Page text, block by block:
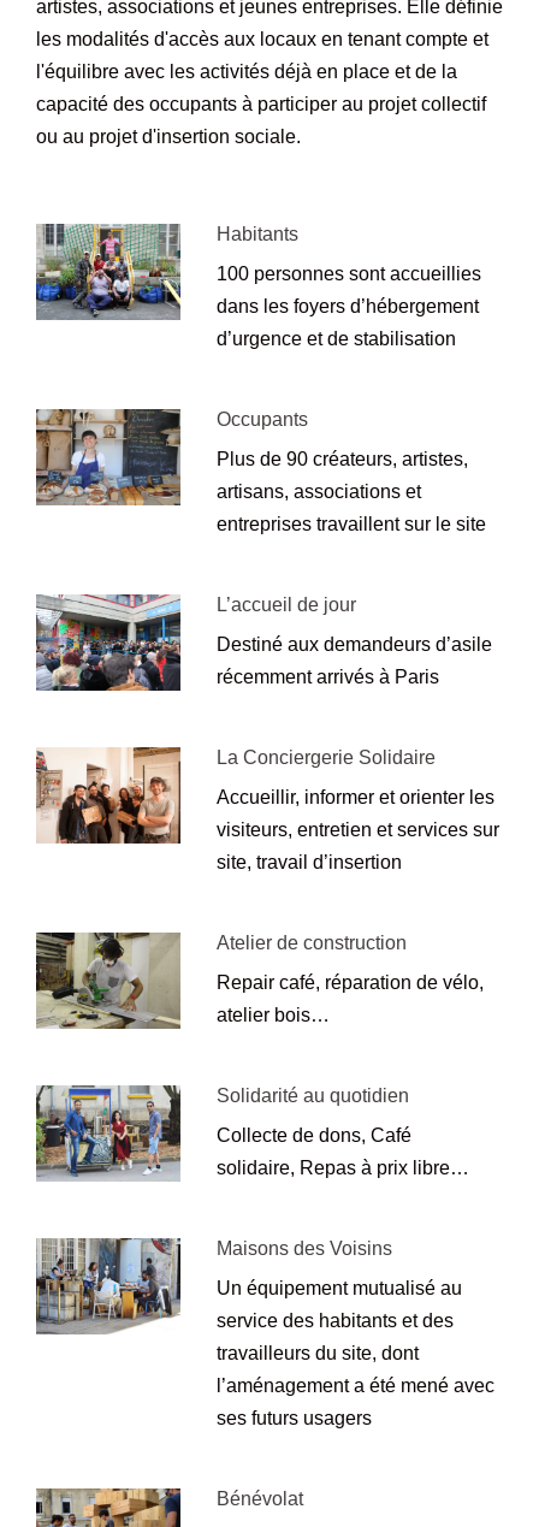
artistes, associations et jeunes entreprises. Elle définie
les modalités d'accès aux locaux en tenant compte et
l'équilibre avec les activités déjà en place et de la
capacité des occupants à participer au projet collectif
ou au projet d'insertion sociale.
Habitants
100 personnes sont accueillies
dans les foyers d’hébergement
d’urgence et de stabilisation
Occupants
Plus de 90 créateurs, artistes,
artisans, associations et
entreprises travaillent sur le site
L’accueil de jour
Destiné aux demandeurs d’asile
récemment arrivés à Paris
La Conciergerie Solidaire
Accueillir, informer et orienter les
visiteurs, entretien et services sur
site, travail d’insertion
Atelier de construction
Repair café, réparation de vélo,
atelier bois…
Solidarité au quotidien
Collecte de dons, Café
solidaire, Repas à prix libre…
Maisons des Voisins
Un équipement mutualisé au
service des habitants et des
travailleurs du site, dont
l’aménagement a été mené avec
ses futurs usagers
Bénévolat